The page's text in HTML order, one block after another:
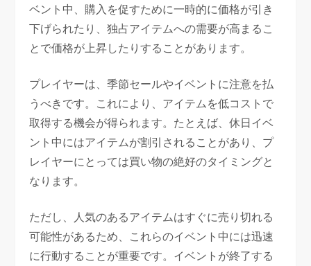
ベント中、購入を促すために一時的に価格が引き
下げられたり、独占アイテムへの需要が高まるこ
とで価格が上昇したりすることがあります。
プレイヤーは、季節セールやイベントに注意を払
うべきです。これにより、アイテムを低コストで
取得する機会が得られます。たとえば、休日イベ
ント中にはアイテムが割引されることがあり、プ
レイヤーにとっては買い物の絶好のタイミングと
なります。
ただし、人気のあるアイテムはすぐに売り切れる
可能性があるため、これらのイベント中には迅速
に行動することが重要です。イベントが終了する